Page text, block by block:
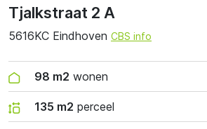
Tjalkstraat 2 A
5616KC Eindhoven CBS info
98 m2 wonen
135 m2 perceel